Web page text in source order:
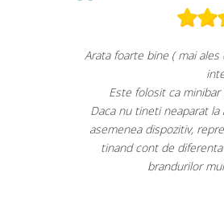
datorita iluminarii albastre din
intr-o sala de conferinte.
a avea o anumita sigla pe un
o achizitie "desteapta",
de pret fata de produsele
Faptul
mai jos
Per